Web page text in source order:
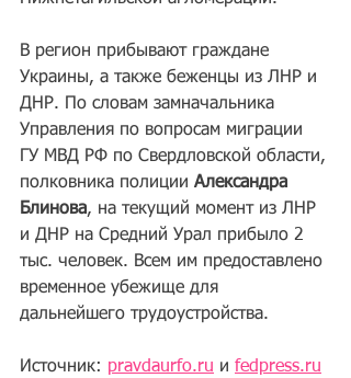
В регион прибывают граждане
Украины, а также беженцы из ЛНР и
ДНР. По словам замначальника
Управления по вопросам миграции
ГУ МВД РФ по Свердловской области,
полковника полиции Александра
Блинова, на текущий момент из ЛНР
и ДНР на Средний Урал прибыло 2
тыс. человек. Всем им предоставлено
временное убежище для
дальнейшего трудоустройства.
Источник: pravdaurfo.ru и fedpress.ru